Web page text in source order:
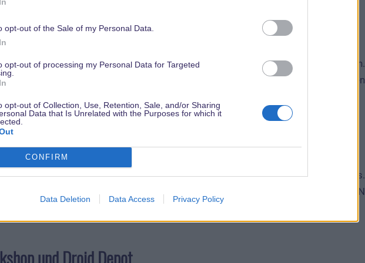
opt-out of the Sale of my Personal Data.
opt-out of processing my Personal Data for Targeted
opt-out of Collection, Use, Retention, Sale, and/or Sharing
Data that Is Unrelated with the Purposes for which it
CONFIRM
Data Deletion Data Access Privacy Policy
buchen: Halloween Party, After Hours & Co.
sind oft schneller ausverkauft, als man „Once upon a time“ sagen kann.
dich wie ein US-Gast einloggen und hast direkten Zugriff auf die Buchungsseiten
Kingdom Tour reservieren
hinter die Kulissen des Magic Kingdom ist ein Highlight für echte Disney-Fans.
Besucher landen beim Reservierungsversuch nur auf einer Infoseite. Mit VPN
und Droid Depot